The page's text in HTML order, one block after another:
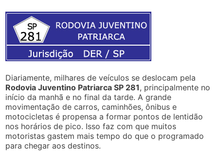
Diariamente, milhares de veículos se deslocam pela
Rodovia Juventino Patriarca SP 281, principalmente no
início da manhã e no final da tarde. A grande
movimentação de carros, caminhões, ônibus e
motocicletas é propensa a formar pontos de lentidão
nos horários de pico. Isso faz com que muitos
motoristas gastem mais tempo do que o programado
para chegar aos destinos.